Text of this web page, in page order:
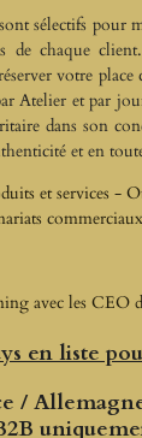
sélectifs pour
de chaque
votre place
Atelier et par
dans son
et en
et services -
avec les CEO
en liste
/